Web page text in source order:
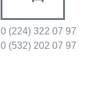
0 (224) 322 07 97
0 (532) 202 07 97